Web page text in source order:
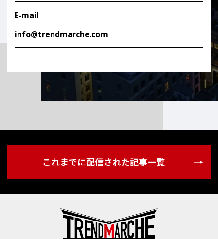
E-mail
info@trendmarche.com
これまでに配信された記事⼀覧